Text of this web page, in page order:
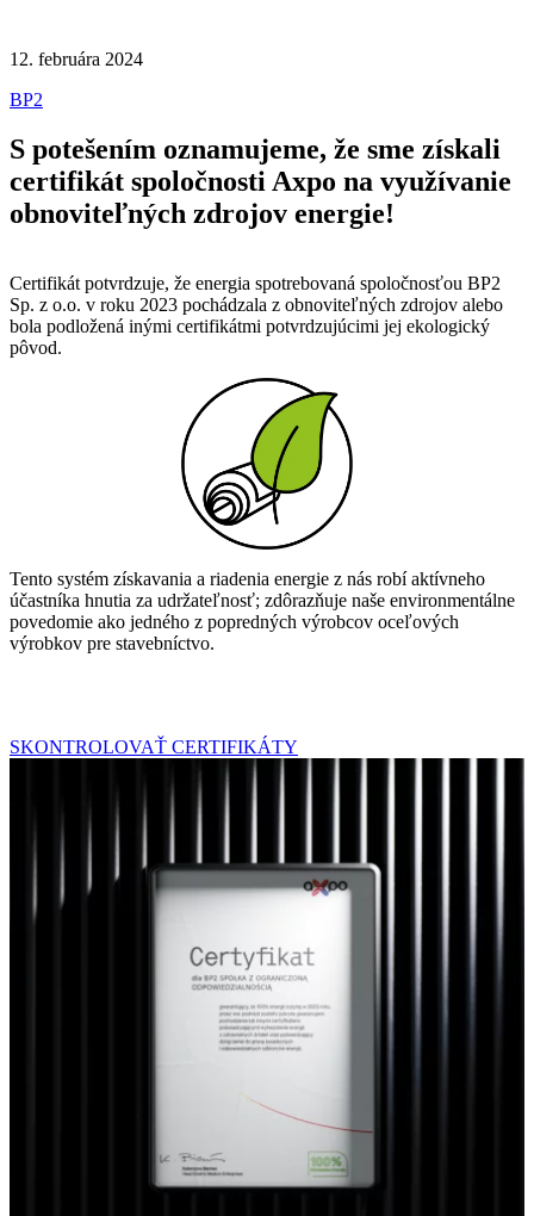
12. februára 2024
BP2
S potešením oznamujeme, že sme získali
certifikát spoločnosti Axpo na využívanie
obnoviteľných zdrojov energie!
Certifikát potvrdzuje, že energia spotrebovaná spoločnosťou BP2
Sp. z o.o. v roku 2023 pochádzala z obnoviteľných zdrojov alebo
bola podložená inými certifikátmi potvrdzujúcimi jej ekologický
pôvod.
Tento systém získavania a riadenia energie z nás robí aktívneho
účastníka hnutia za udržateľnosť; zdôrazňuje naše environmentálne
povedomie ako jedného z popredných výrobcov oceľových
výrobkov pre stavebníctvo.
SKONTROLOVAŤ CERTIFIKÁTY